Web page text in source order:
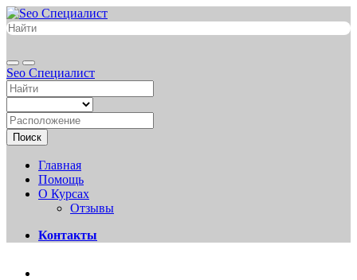
Seo Специалист
Поиск
Главная
Помощь
О Курсах
Отзывы
Контакты